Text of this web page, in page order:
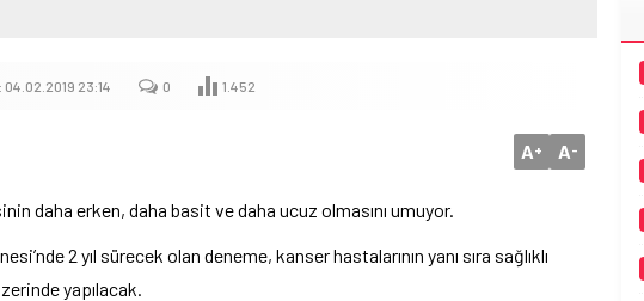
04.02.2019 23:14 0 1.452
A+ A-
daha erken, daha basit ve daha ucuz olmasını umuyor.
2 yıl sürecek olan deneme, kanser hastalarının yanı sıra sağlıklı
yapılacak.